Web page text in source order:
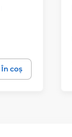
În coș